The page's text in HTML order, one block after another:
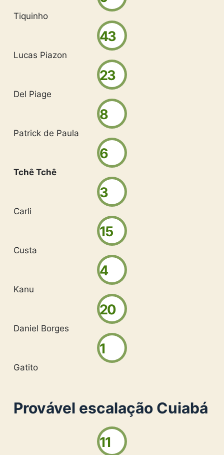
Tiquinho
43
Lucas Piazon
23
Del Piage
8
Patrick de Paula
6
Tchê Tchê
3
Carli
15
Custa
4
Kanu
20
Daniel Borges
1
Gatito
Provável escalação Cuiabá
11